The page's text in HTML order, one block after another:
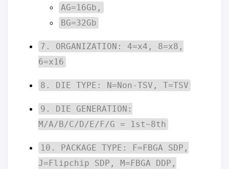
AG=16Gb,
BG=32Gb
7. ORGANIZATION: 4=x4, 8=x8,
6=x16
8. DIE TYPE: N=Non-TSV, T=TSV
9. DIE GENERATION:
M/A/B/C/D/E/F/G = 1st~8th
10. PACKAGE TYPE: F=FBGA SDP,
J=Flipchip SDP, M=FBGA DDP,